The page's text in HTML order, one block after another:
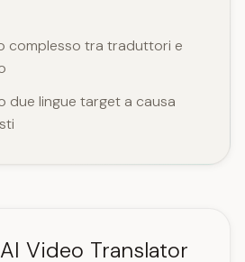
complesso tra traduttori e
due lingue target a causa
Video Translator